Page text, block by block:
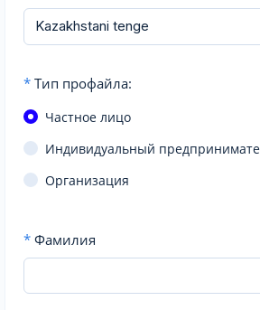
* Тип профайла:
Частное лицо
Индивидуальный
Организация
* Фамилия